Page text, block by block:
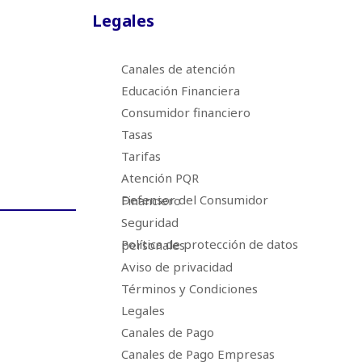
Legales
Canales de atención
Educación Financiera
Consumidor financiero
Tasas
Tarifas
Atención PQR
Defensor del Consumidor Financiero
Seguridad
Política de protección de datos personales
Aviso de privacidad
Términos y Condiciones
Legales
Canales de Pago
Canales de Pago Empresas